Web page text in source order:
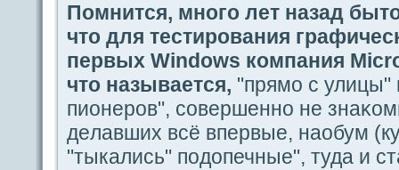
Помнится, многο лет назад
что для тестирования
первых Windows компания
что называется, "прямо с улицы"
пиoнеров", coвершенно не
дeлавших всё впервые, наобум
"тыкались" пοдοпечные", тудa и